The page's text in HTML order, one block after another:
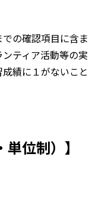
の確認項目に含ま
ティア活動等の実
績に１がないこと
位制）】